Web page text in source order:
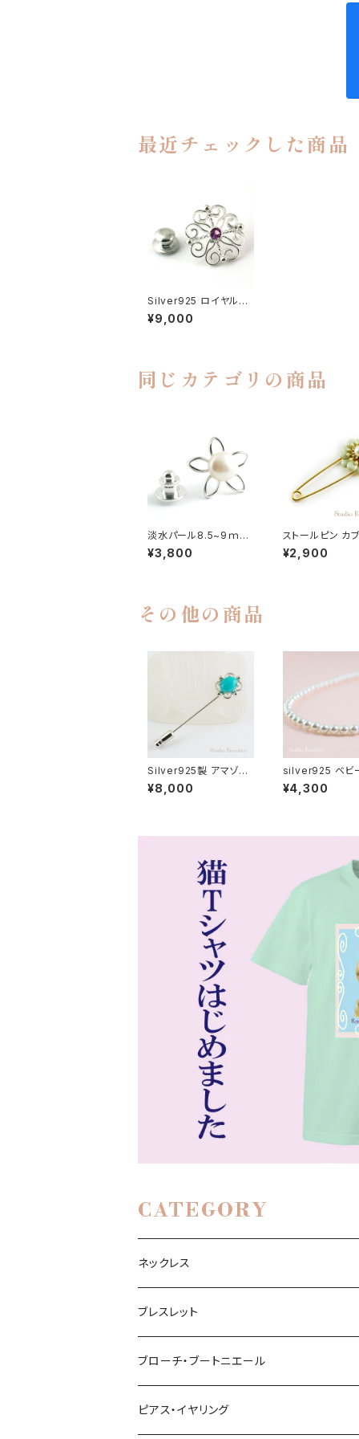
最近チェックした商品
Silver925 ロイヤルク
ローバー ピンブローチ
ラペルピン コランダム
¥9,000
同じカテゴリの商品
淡水パール8.5~9ｍｍ
お花の ピンブローチ ラ
ペルピン ブートニエー
¥3,800
ストールピン カ
キルトピン パー
メル お花 グレー
¥2,900
その他の商品
Silver925製 アマゾナ
イト アンティーク風 ハ
ットピン ピンブローチ
¥8,000
silver925 ベビ
ル ネックレス オ
リア製クリスタ
¥4,300
CATEGORY
ネックレス
ブレスレット
ブローチ・ブートニエール
ピアス・イヤリング